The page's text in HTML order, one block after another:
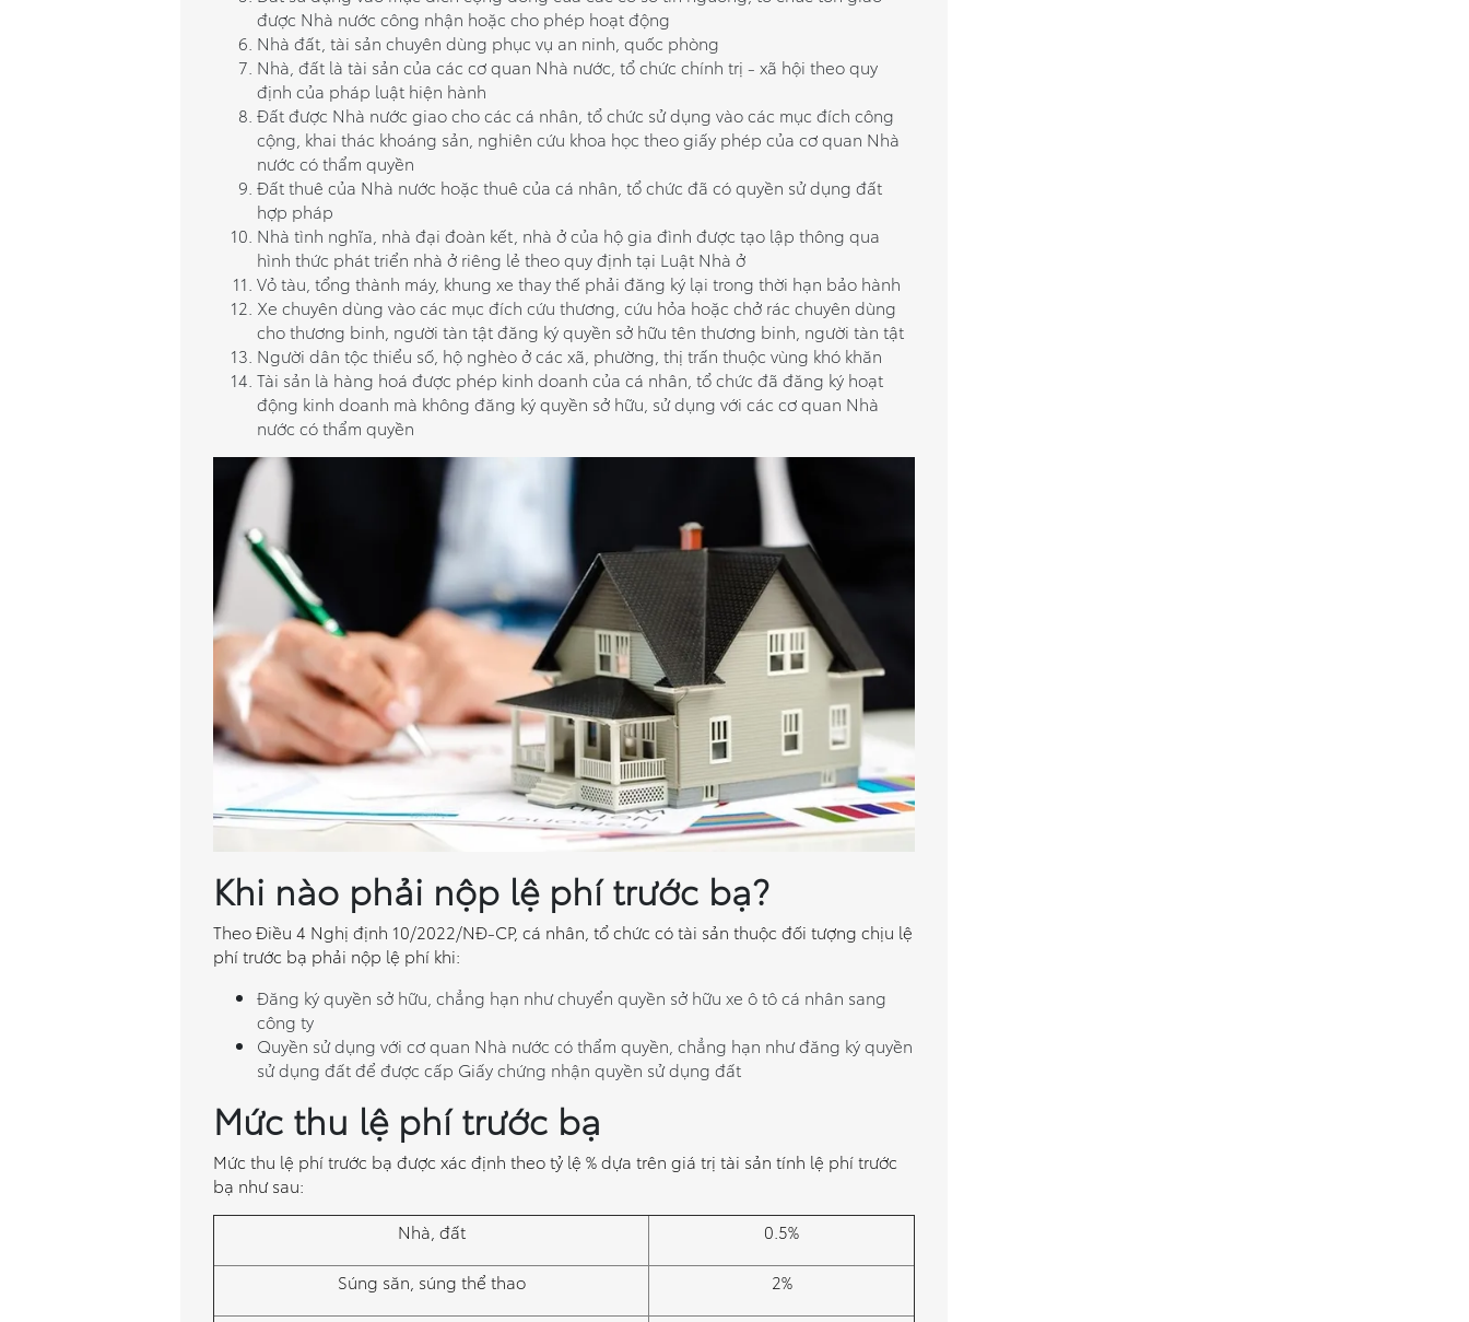
được Nhà nước công nhận hoặc cho phép hoạt động
Nhà đất, tài sản chuyên dùng phục vụ an ninh, quốc phòng
Nhà, đất là tài sản của các cơ quan Nhà nước, tổ chức chính trị - xã hội theo quy
định của pháp luật hiện hành
Đất được Nhà nước giao cho các cá nhân, tổ chức sử dụng vào các mục đích công
cộng, khai thác khoáng sản, nghiên cứu khoa học theo giấy phép của cơ quan Nhà
nước có thẩm quyền
Đất thuê của Nhà nước hoặc thuê của cá nhân, tổ chức đã có quyền sử dụng đất
hợp pháp
Nhà tình nghĩa, nhà đại đoàn kết, nhà ở của hộ gia đình được tạo lập thông qua
hình thức phát triển nhà ở riêng lẻ theo quy định tại Luật Nhà ở
Vỏ tàu, tổng thành máy, khung xe thay thế phải đăng ký lại trong thời hạn bảo hành
Xe chuyên dùng vào các mục đích cứu thương, cứu hỏa hoặc chở rác chuyên dùng
cho thương binh, người tàn tật đăng ký quyền sở hữu tên thương binh, người tàn tật
Người dân tộc thiểu số, hộ nghèo ở các xã, phường, thị trấn thuộc vùng khó khăn
Tài sản là hàng hoá được phép kinh doanh của cá nhân, tổ chức đã đăng ký hoạt
động kinh doanh mà không đăng ký quyền sở hữu, sử dụng với các cơ quan Nhà
nước có thẩm quyền
Khi nào phải nộp lệ phí trước bạ?
Theo Điều 4 Nghị định 10/2022/NĐ-CP, cá nhân, tổ chức có tài sản thuộc đối tượng chịu lệ
phí trước bạ phải nộp lệ phí khi:
Đăng ký quyền sở hữu, chẳng hạn như chuyển quyền sở hữu xe ô tô cá nhân sang
công ty
Quyền sử dụng với cơ quan Nhà nước có thẩm quyền, chẳng hạn như đăng ký quyền
sử dụng đất để được cấp Giấy chứng nhận quyền sử dụng đất
Mức thu lệ phí trước bạ
Mức thu lệ phí trước bạ được xác định theo tỷ lệ % dựa trên giá trị tài sản tính lệ phí trước
bạ như sau:
Nhà, đất
0.5%
Súng săn, súng thể thao
2%